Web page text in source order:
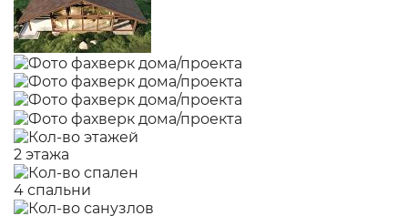
2 этажа
4 спальни